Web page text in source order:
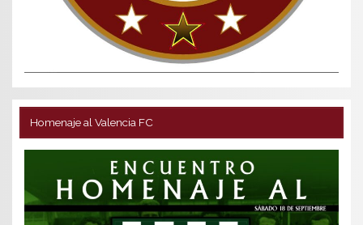
Homenaje al Valencia FC